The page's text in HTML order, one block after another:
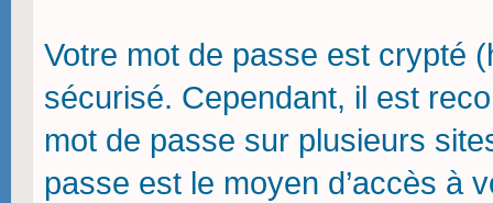
Votre mot de passe est crypté
sécurisé. Cependant, il est
mot de passe sur plusieurs
passe est le moyen d’accès à